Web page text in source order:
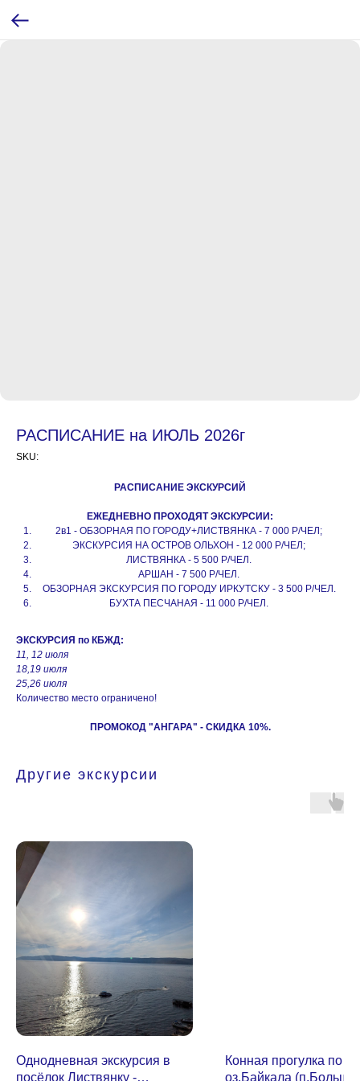
РАСПИСАНИЕ на ИЮЛЬ 2026г
SKU:
РАСПИСАНИЕ ЭКСКУРСИЙ
ЕЖЕДНЕВНО ПРОХОДЯТ ЭКСКУРСИИ:
2в1 - ОБЗОРНАЯ ПО ГОРОДУ+ЛИСТВЯНКА - 7 000 Р/ЧЕЛ;
ЭКСКУРСИЯ НА ОСТРОВ ОЛЬХОН - 12 000 Р/ЧЕЛ;
ЛИСТВЯНКА - 5 500 Р/ЧЕЛ.
АРШАН - 7 500 Р/ЧЕЛ.
ОБЗОРНАЯ ЭКСКУРСИЯ ПО ГОРОДУ ИРКУТСКУ - 3 500 Р/ЧЕЛ.
БУХТА ПЕСЧАНАЯ - 11 000 Р/ЧЕЛ.
ЭКСКУРСИЯ по КБЖД:
11, 12 июля
18,19 июля
25,26 июля
Количество место ограничено!
ПРОМОКОД "АНГАРА" - СКИДКА 10%.
Другие экскурсии
Однодневная экскурсия в
посёлок Листвянку -
Конная прогулка по
оз.Байкала